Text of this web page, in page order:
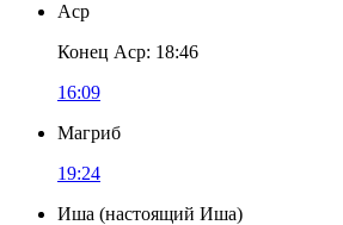
Аср
Конец Аср: 18:46
16:09
Магриб
19:24
Иша (настоящий Иша)